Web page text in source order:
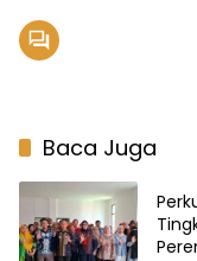
Baca Juga